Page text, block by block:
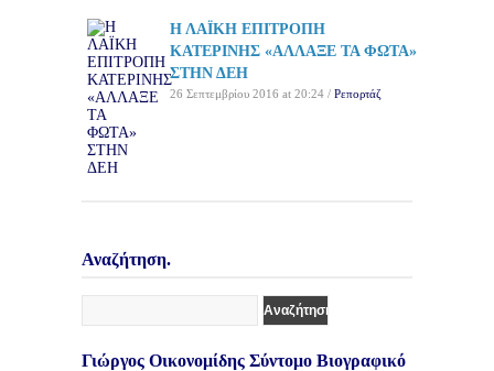
Η ΛΑΪΚΗ ΕΠΙΤΡΟΠΗ
ΚΑΤΕΡΙΝΗΣ «ΑΛΛΑΞΕ ΤΑ ΦΩΤΑ»
ΣΤΗΝ ΔΕΗ
26 Σεπτεμβρίου 2016 at 20:24 / Ρεπορτάζ
Αναζήτηση.
Γιώργος Οικονομίδης Σύντομο Βιογραφικό